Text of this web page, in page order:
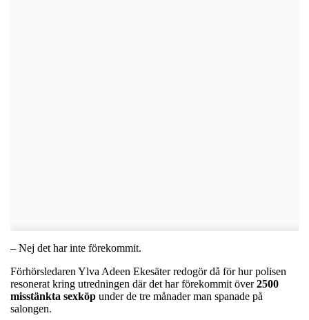
– Nej det har inte förekommit.
Förhörsledaren Ylva Adeen Ekesäter redogör då för hur polisen
resonerat kring utredningen där det har förekommit över2500
misstänkta sexköp under de tre månader man spanade på
salongen.